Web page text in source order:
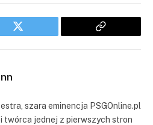
Twitter
Copy
szara eminencja PSGOnline.pl
twórca jednej z pierwszych stron